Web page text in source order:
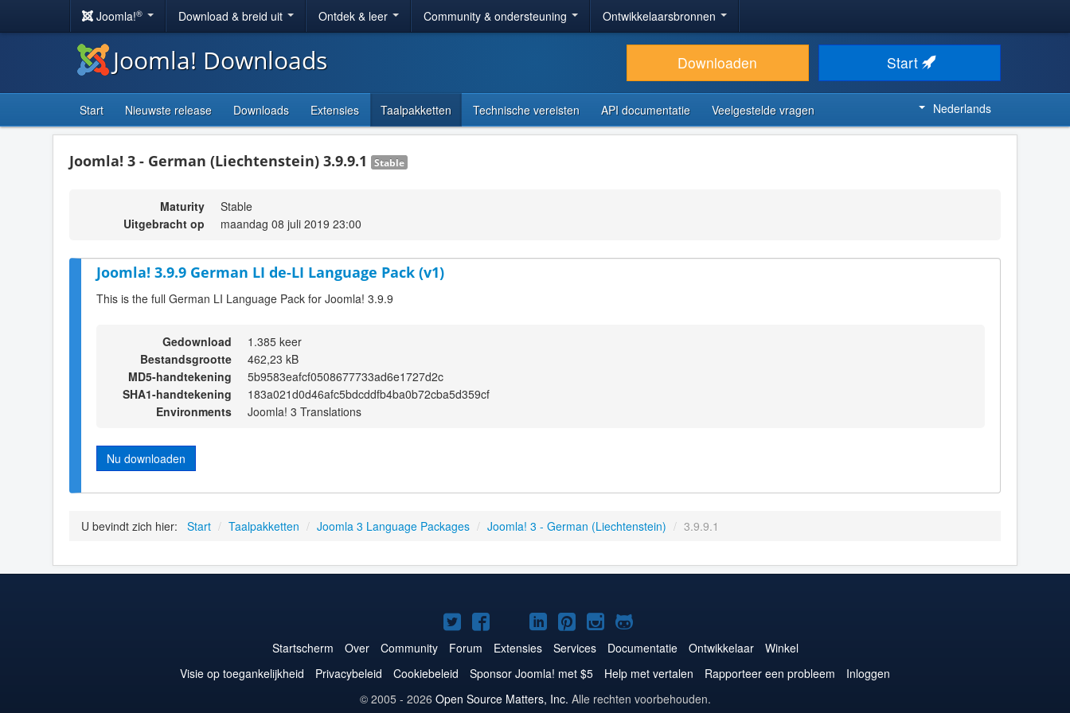
Joomla!® Download & breid uit Ontdek & leer Community & ondersteuning Ontwikkelaarsbronnen
Joomla! Downloads Downloaden Start
Start Nieuwste release Downloads Extensies Taalpakketten Technische vereisten API documentatie Veelgestelde vragen Nederlands
Joomla! 3 - German (Liechtenstein) 3.9.9.1 Stable
Maturity
Stable
Uitgebracht op
maandag 08 juli 2019 23:00
Joomla! 3.9.9 German LI de-LI Language Pack (v1)
This is the full German LI Language Pack for Joomla! 3.9.9
Gedownload
1.385 keer
Bestandsgrootte
462,23 kB
MD5-handtekening
5b9583eafcf0508677733ad6e1727d2c
SHA1-handtekening
183a021d0d46afc5bdcddfb4ba0b72cba5d359cf
Environments
Joomla! 3 Translations
Nu downloaden
U bevindt zich hier: Start / Taalpakketten / Joomla 3 Language Packages / Joomla! 3 - German (Liechtenstein) / 3.9.9.1
Joomla!
op
Twitter
Joomla!
op
Facebook
Joomla!
op
YouTube
Joomla!
op
LinkedIn
Joomla!
op
Pinterest
Joomla!
op
Instagram
Joomla!
op
GitHub
Startscherm Over Community Forum Extensies Services Documentatie Ontwikkelaar
Winkel
Visie op toegankelijkheid
Privacybeleid Cookiebeleid Sponsor Joomla! met $5 Help met vertalen Rapporteer een probleem
Inloggen
© 2005 - 2026 Open Source Matters, Inc. Alle rechten voorbehouden.